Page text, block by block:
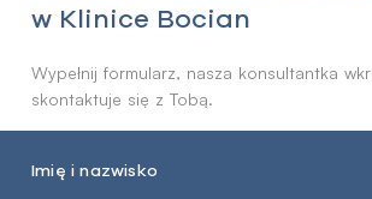
w Klinice Bocian
Wypełnij formularz, nasza konsultantka
skontaktuje się z Tobą.
Imię i nazwisko